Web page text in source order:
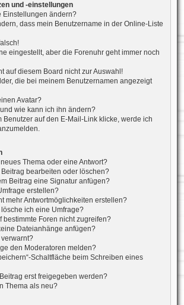
und -einstellungen
Einstellungen ändern?
dass mein Benutzername in der Online-Liste
eingestellt, aber die Forenuhr geht immer noch
auf diesem Board nicht zur Auswahl!
die bei meinem Benutzernamen angezeigt
Avatar?
wie kann ich ihn ändern?
Benutzer auf den E-Mail-Link klicke, werde ich
Thema oder eine Antwort?
bearbeiten oder löschen?
Beitrag eine Signatur anfügen?
erstellen?
mehr Antwortmöglichkeiten erstellen?
ich eine Umfrage?
bestimmte Foren nicht zugreifen?
Dateianhänge anfügen?
den Moderatoren melden?
Schaltfläche beim Schreiben eines
erst freigegeben werden?
Thema als neu?